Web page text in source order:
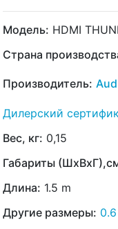
Модель: HDMI
Страна
Производитель:
Дилерский
Вес, кг: 0,15
Габариты
Длина: 1.5 m
Другие размеры: